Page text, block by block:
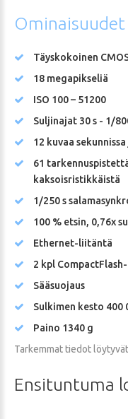
Ominaisuudet
Täyskokoinen
18 megapikseliä
ISO 100 – 51200
Suljinajat 30 s - 1/
12 kuvaa
61
kaksoisristikkäistä
1/250 s
100 % etsin, 0,76x
Ethernet-liitäntä
2 kpl
Sääsuojaus
Sulkimen kesto 400
Paino 1340 g
Tarkemmat tiedot
Ensituntuma